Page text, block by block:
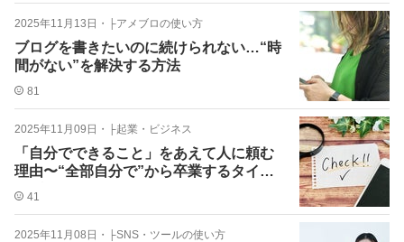
2025年11月13日 ・ ├アメブロの使い方
ブログを書きたいのに続けられない…“時
間がない”を解決する方法
81
2025年11月09日 ・ ├起業・ビジネス
「自分でできること」をあえて人に頼む
理由〜“全部自分で”から卒業するタイミ
ング〜
41
2025年11月08日 ・ ├SNS・ツールの使い方